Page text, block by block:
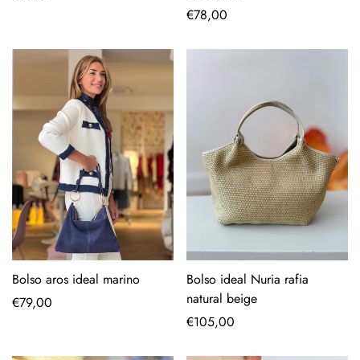
Precio
€78,00
Bolso aros ideal marino
Precio
€79,00
Bolso ideal Nuria rafia
natural beige
Precio
€105,00